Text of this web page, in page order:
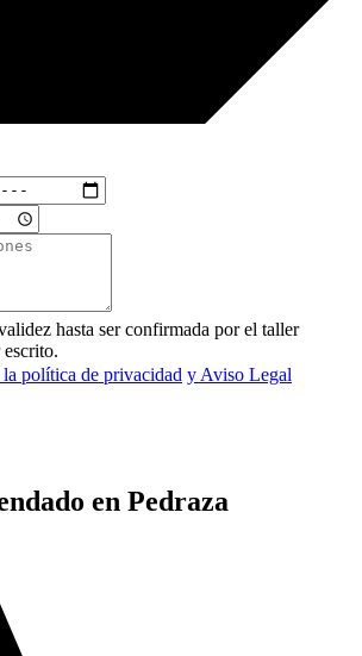
hasta ser confirmada por el taller
política de privacidad y Aviso Legal
en Pedraza